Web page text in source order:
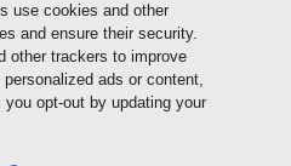
use cookies and other
and ensure their security.
other trackers to improve
ads or content,
opt-out by updating your